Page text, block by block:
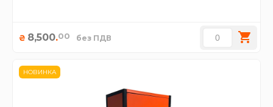
₴ 8,500.00 без ПДВ
НОВИНКА